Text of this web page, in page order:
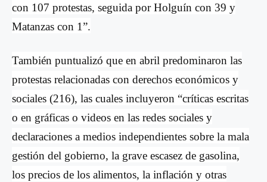
con 107 protestas, seguida por Holguín con 39 y
Matanzas con 1”.
También puntualizó que en abril predominaron las
protestas relacionadas con derechos económicos y
sociales (216), las cuales incluyeron “críticas escritas
o en gráficas o videos en las redes sociales y
declaraciones a medios independientes sobre la mala
gestión del gobierno, la grave escasez de gasolina,
los precios de los alimentos, la inflación y otras